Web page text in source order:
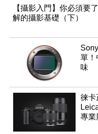
【攝影入門】你必須要了
解的攝影基礎（下）
單！
味
徠卡
專業